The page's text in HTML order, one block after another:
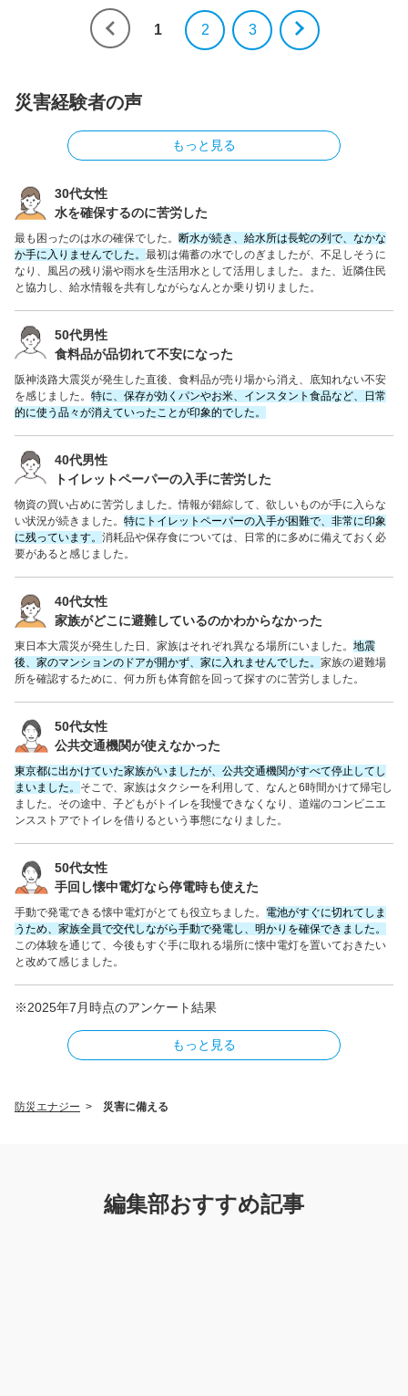
1 2 3
災害経験者の声
もっと見る
30代女性
水を確保するのに苦労した
最も困ったのは水の確保でした。 断水が続き、給水所は長蛇の列で、なかな
か手に入りませんでした。 最初は備蓄の水でしのぎましたが、不足しそうに
なり、風呂の残り湯や雨水を生活用水として活用しました。また、近隣住民
と協力し、給水情報を共有しながらなんとか乗り切りました。
50代男性
食料品が品切れて不安になった
阪神淡路大震災が発生した直後、食料品が売り場から消え、底知れない不安
を感じました。 特に、保存が効くパンやお米、インスタント食品など、日常
的に使う品々が消えていったことが印象的でした。
40代男性
トイレットペーパーの入手に苦労した
物資の買い占めに苦労しました。情報が錯綜して、欲しいものが手に入らな
い状況が続きました。 特にトイレットペーパーの入手が困難で、非常に印象
に残っています。 消耗品や保存食については、日常的に多めに備えておく必
要があると感じました。
40代女性
家族がどこに避難しているのかわからなかった
東日本大震災が発生した日、家族はそれぞれ異なる場所にいました。 地震
後、家のマンションのドアが開かず、家に入れませんでした。 家族の避難場
所を確認するために、何カ所も体育館を回って探すのに苦労しました。
50代女性
公共交通機関が使えなかった
東京都に出かけていた家族がいましたが、公共交通機関がすべて停止してし
まいました。 そこで、家族はタクシーを利用して、なんと6時間かけて帰宅し
ました。その途中、子どもがトイレを我慢できなくなり、道端のコンビニエ
ンスストアでトイレを借りるという事態になりました。
50代女性
手回し懐中電灯なら停電時も使えた
手動で発電できる懐中電灯がとても役立ちました。 電池がすぐに切れてしま
うため、家族全員で交代しながら手動で発電し、明かりを確保できました。
この体験を通じて、今後もすぐ手に取れる場所に懐中電灯を置いておきたい
と改めて感じました。
※2025年7月時点のアンケート結果
もっと見る
防災エナジー > 災害に備える
編集部おすすめ記事